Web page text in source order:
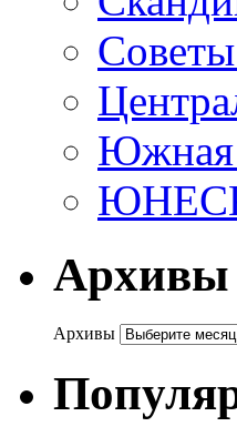
Южная
Архивы
Архивы